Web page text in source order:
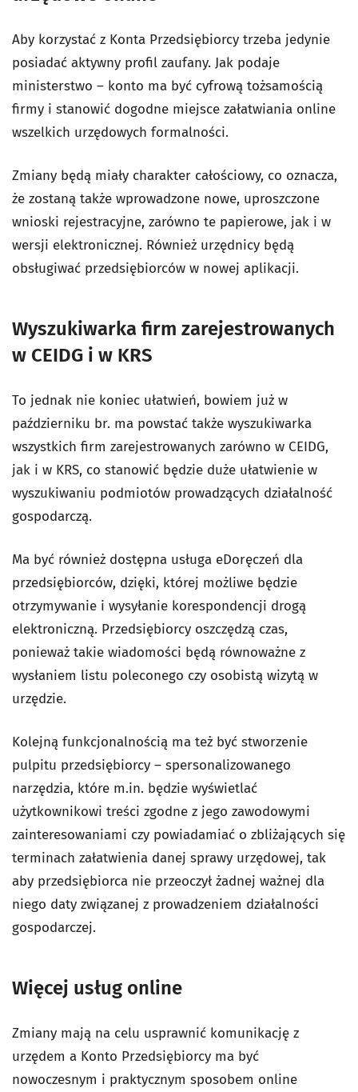
Aby korzystać z Konta Przedsiębiorcy trzeba jedynie
posiadać aktywny profil zaufany. Jak podaje
ministerstwo – konto ma być cyfrową tożsamością
firmy i stanowić dogodne miejsce załatwiania online
wszelkich urzędowych formalności.
Zmiany będą miały charakter całościowy, co oznacza,
że zostaną także wprowadzone nowe, uproszczone
wnioski rejestracyjne, zarówno te papierowe, jak i w
wersji elektronicznej. Również urzędnicy będą
obsługiwać przedsiębiorców w nowej aplikacji.
Wyszukiwarka firm zarejestrowanych
w CEIDG i w KRS
To jednak nie koniec ułatwień, bowiem już w
październiku br. ma powstać także wyszukiwarka
wszystkich firm zarejestrowanych zarówno w CEIDG,
jak i w KRS, co stanowić będzie duże ułatwienie w
wyszukiwaniu podmiotów prowadzących działalność
gospodarczą.
Ma być również dostępna usługa eDoręczeń dla
przedsiębiorców, dzięki, której możliwe będzie
otrzymywanie i wysyłanie korespondencji drogą
elektroniczną. Przedsiębiorcy oszczędzą czas,
ponieważ takie wiadomości będą równoważne z
wysłaniem listu poleconego czy osobistą wizytą w
urzędzie.
Kolejną funkcjonalnością ma też być stworzenie
pulpitu przedsiębiorcy – spersonalizowanego
narzędzia, które m.in. będzie wyświetlać
użytkownikowi treści zgodne z jego zawodowymi
zainteresowaniami czy powiadamiać o zbliżających się
terminach załatwienia danej sprawy urzędowej, tak
aby przedsiębiorca nie przeoczył żadnej ważnej dla
niego daty związanej z prowadzeniem działalności
gospodarczej.
Więcej usług online
Zmiany mają na celu usprawnić komunikację z
urzędem a Konto Przedsiębiorcy ma być
nowoczesnym i praktycznym sposobem online